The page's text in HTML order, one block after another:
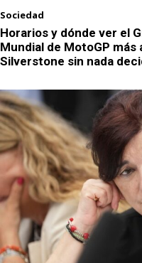
Sociedad
Horarios y dónde ver el
Mundial de MotoGP
Silverstone sin nada